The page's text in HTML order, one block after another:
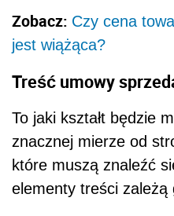
Zobacz: Czy cena
jest wiążąca?
Treść umowy
To jaki kształt będzie
znacznej mierze od
które muszą znaleźć
elementy treści zależą